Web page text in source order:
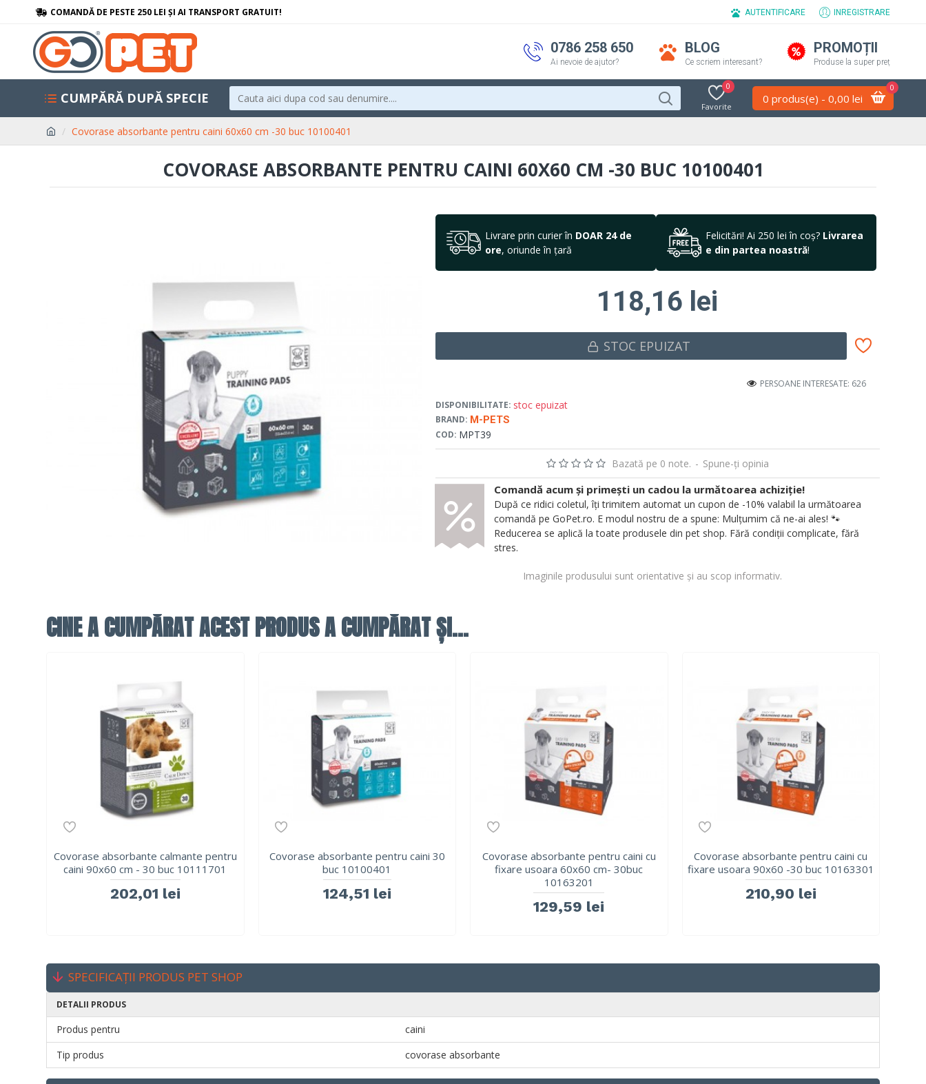
COMANDĂ DE PESTE 250 LEI ȘI AI TRANSPORT GRATUIT! AUTENTIFICARE INREGISTRARE
0786 258 650
Ai nevoie de ajutor?
BLOG
Ce scriem interesant?
PROMOȚII
Produse la super preț
CUMPĂRĂ DUPĂ SPECIE
Favorite
0
0 produs(e) - 0,00 lei
0
Covorase absorbante pentru caini 60x60 cm -30 buc 10100401
COVORASE ABSORBANTE PENTRU CAINI 60X60 CM -30 BUC 10100401
Livrare prin curier în DOAR 24 de
ore, oriunde în țară
Felicitări! Ai 250 lei în coș? Livrarea
e din partea noastră!
DISPONIBILITATE: stoc epuizat
BRAND: M-PETS
COD: MPT39
PERSOANE INTERESATE: 626
Bazată pe 0 note. - Spune-ţi opinia
118,16 lei
STOC EPUIZAT
Imaginile produsului sunt orientative și au scop informativ.
Comandă acum și primești un cadou la următoarea achiziție!
După ce ridici coletul, îți trimitem automat un cupon de -10% valabil la următoarea
comandă pe GoPet.ro. E modul nostru de a spune: Mulțumim că ne-ai ales! 🐾
Reducerea se aplică la toate produsele din pet shop. Fără condiții complicate, fără
stres.
CINE A CUMPĂRAT ACEST PRODUS A CUMPĂRAT ȘI...
Covorase absorbante calmante pentru
caini 90x60 cm - 30 buc 10111701
202,01 lei
Covorase absorbante pentru caini 30
buc 10100401
124,51 lei
Covorase absorbante pentru caini cu
fixare usoara 60x60 cm- 30buc
10163201
129,59 lei
Covorase absorbante pentru caini cu
fixare usoara 90x60 -30 buc 10163301
210,90 lei
SPECIFICAȚII PRODUS PET SHOP
DETALII PRODUS
Produs pentru
caini
Tip produs
covorase absorbante